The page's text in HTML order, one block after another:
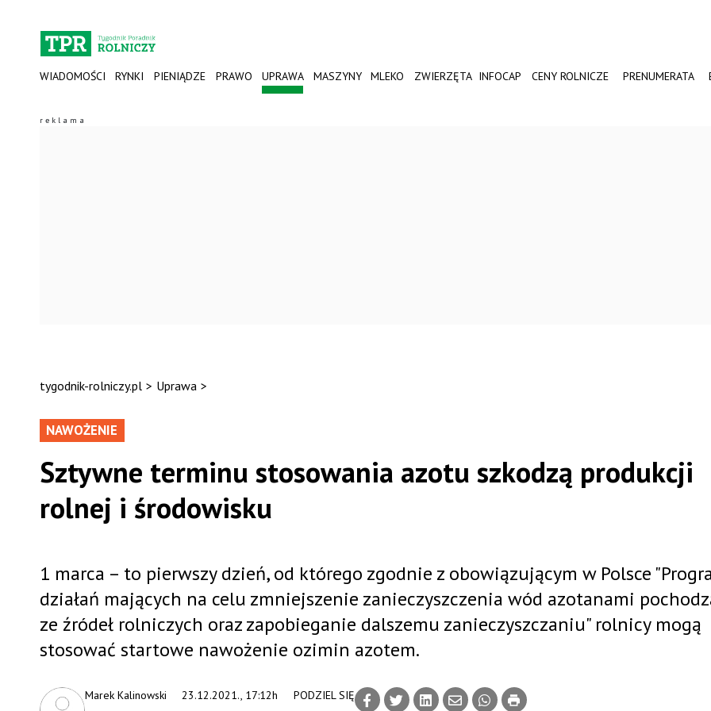
WIADOMOŚCI RYNKI PIENIĄDZE PRAWO UPRAWA MASZYNY MLEKO ZWIERZĘTA INFOCAP CENY ROLNICZE PRENUMERATA
tygodnik-rolniczy.pl > Uprawa >
NAWOŻENIE
Sztywne terminu stosowania azotu szkodzą produkcji
rolnej i środowisku
23.12.2021., 17:12h
Marek Kalinowski PODZIEL SIĘ
1 marca – to pierwszy dzień, od którego zgodnie z obowiązującym w Polsce
działań mających na celu zmniejszenie zanieczyszczenia wód azotanami
ze źródeł rolniczych oraz zapobieganie dalszemu zanieczyszczaniu" rolnicy mogą
stosować startowe nawożenie ozimin azotem.